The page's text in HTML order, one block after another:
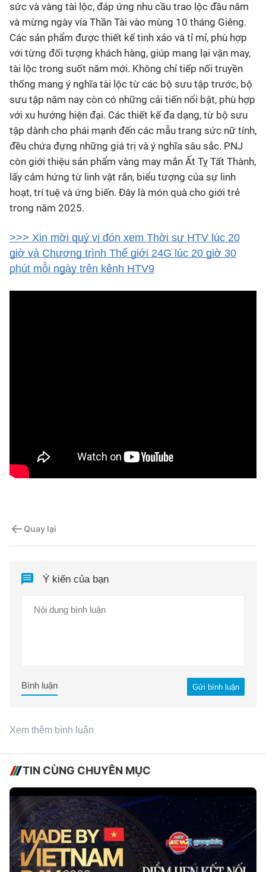
sức và vàng tài lộc, đáp ứng nhu cầu trao lộc đầu năm
và mừng ngày vía Thần Tài vào mùng 10 tháng Giêng.
Các sản phẩm được thiết kế tinh xảo và tỉ mỉ, phù hợp
với từng đối tượng khách hàng, giúp mang lại vận may,
tài lộc trong suốt năm mới. Không chỉ tiếp nối truyền
thống mang ý nghĩa tài lộc từ các bộ sưu tập trước, bộ
sưu tập năm nay còn có những cải tiến nổi bật, phù hợp
với xu hướng hiện đại. Các thiết kế đa dạng, từ bộ sưu
tập dành cho phái mạnh đến các mẫu trang sức nữ tính,
đều chứa đựng những giá trị và ý nghĩa sâu sắc. PNJ
còn giới thiệu sản phẩm vàng may mắn Ất Tỵ Tất Thành,
lấy cảm hứng từ linh vật rắn, biểu tượng của sự linh
hoạt, trí tuệ và ứng biến. Đây là món quà cho giới trẻ
trong năm 2025.
>>> Xin mời quý vị đón xem Thời sự HTV lúc 20
giờ và Chương trình Thế giới 24G lúc 20 giờ 30
phút mỗi ngày trên kênh HTV9
Quay lại
Ý kiến của bạn
Gửi bình luận
Bình luận
Xem thêm bình luận
TIN CÙNG CHUYÊN MỤC